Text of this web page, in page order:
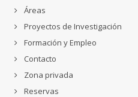
Áreas
Proyectos de Investigación
Formación y Empleo
Contacto
Zona privada
Reservas